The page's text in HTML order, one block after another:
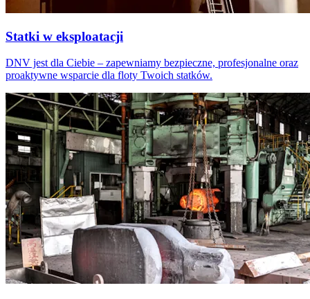
Statki w eksploatacji
DNV jest dla Ciebie – zapewniamy bezpieczne, profesjonalne oraz
proaktywne wsparcie dla floty Twoich statków.